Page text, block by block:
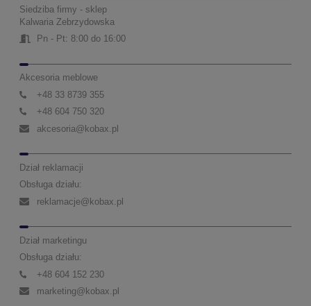
Siedziba firmy - sklep
Kalwaria Zebrzydowska
Pn - Pt: 8:00 do 16:00
Akcesoria meblowe
+48 33 8739 355
+48 604 750 320
akcesoria@kobax.pl
Dział reklamacji
Obsługa działu:
reklamacje@kobax.pl
Dział marketingu
Obsługa działu:
+48 604 152 230
marketing@kobax.pl